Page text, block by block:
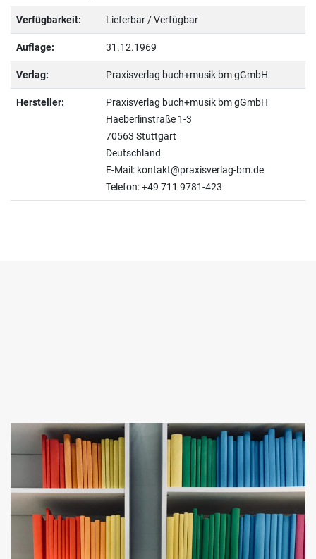
Verfügbarkeit: Lieferbar / Verfügbar
Auflage: 31.12.1969
Verlag: Praxisverlag buch+musik bm gGmbH
Hersteller:
Praxisverlag buch+musik bm gGmbH
Haeberlinstraße 1-3
70563 Stuttgart
Deutschland
E-Mail: kontakt@praxisverlag-bm.de
Telefon: +49 711 9781-423